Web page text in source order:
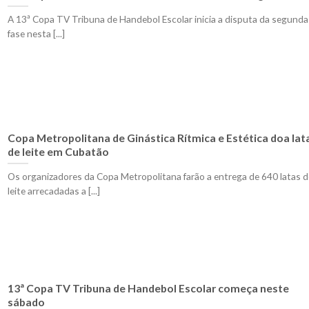
A 13ª Copa TV Tribuna de Handebol Escolar inicia a disputa da segunda
fase nesta [...]
Copa Metropolitana de Ginástica Rítmica e Estética doa
de leite em Cubatão
Os organizadores da Copa Metropolitana farão a entrega de 640 latas
leite arrecadadas a [...]
13ª Copa TV Tribuna de Handebol Escolar começa neste
sábado